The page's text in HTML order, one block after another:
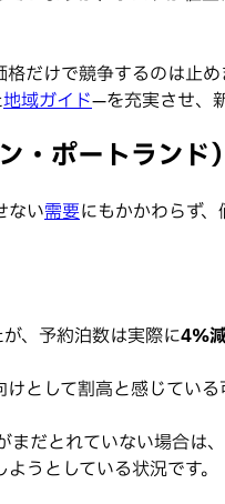
だけで競争するのは止
地域ガイド—を充実させ、
・ポートランド）
ない需要にもかかわらず
、予約泊数は実際に4%
として割高と感じてい
まだとれていない場合は
うとしている状況です。